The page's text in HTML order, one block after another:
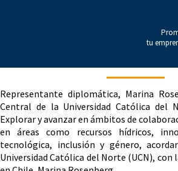
tu
Representante diplomática, Marina
Central de la Universidad Católica del
Explorar y avanzar en ámbitos de
en áreas como recursos hídricos,
tecnológica, inclusión y género,
Universidad Católica del Norte (UCN), con